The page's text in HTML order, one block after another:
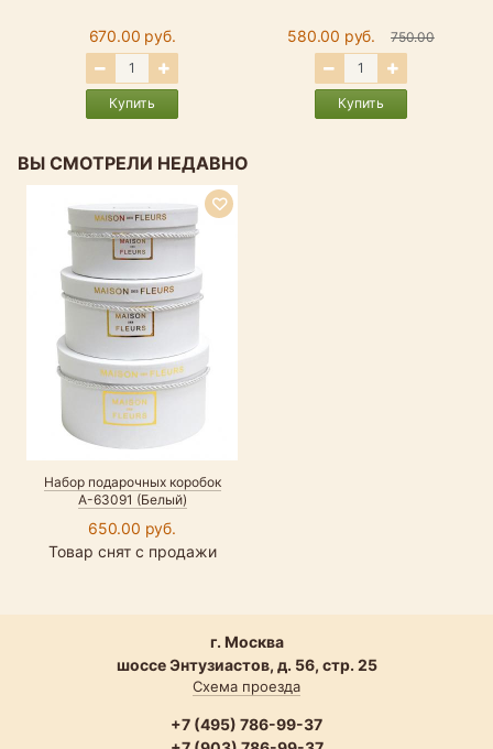
670.00 руб.
Купить
580.00 руб. 750.00
Купить
ВЫ СМОТРЕЛИ НЕДАВНО
Набор подарочных коробок
А-63091 (Белый)
650.00 руб.
Товар снят с продажи
г. Москва
шоссе Энтузиастов, д. 56, стр. 25
Схема проезда
+7 (495) 786-99-37